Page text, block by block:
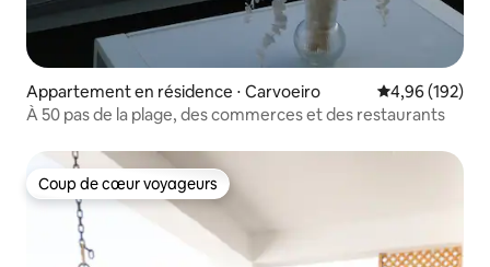
Appartement en résidence ⋅ Carvoeiro Évaluation
4,96 (192)
À 50 pas de la plage, des commerces et des restaurants
Coup de cœur voyageurs
Coup de cœur voyageurs